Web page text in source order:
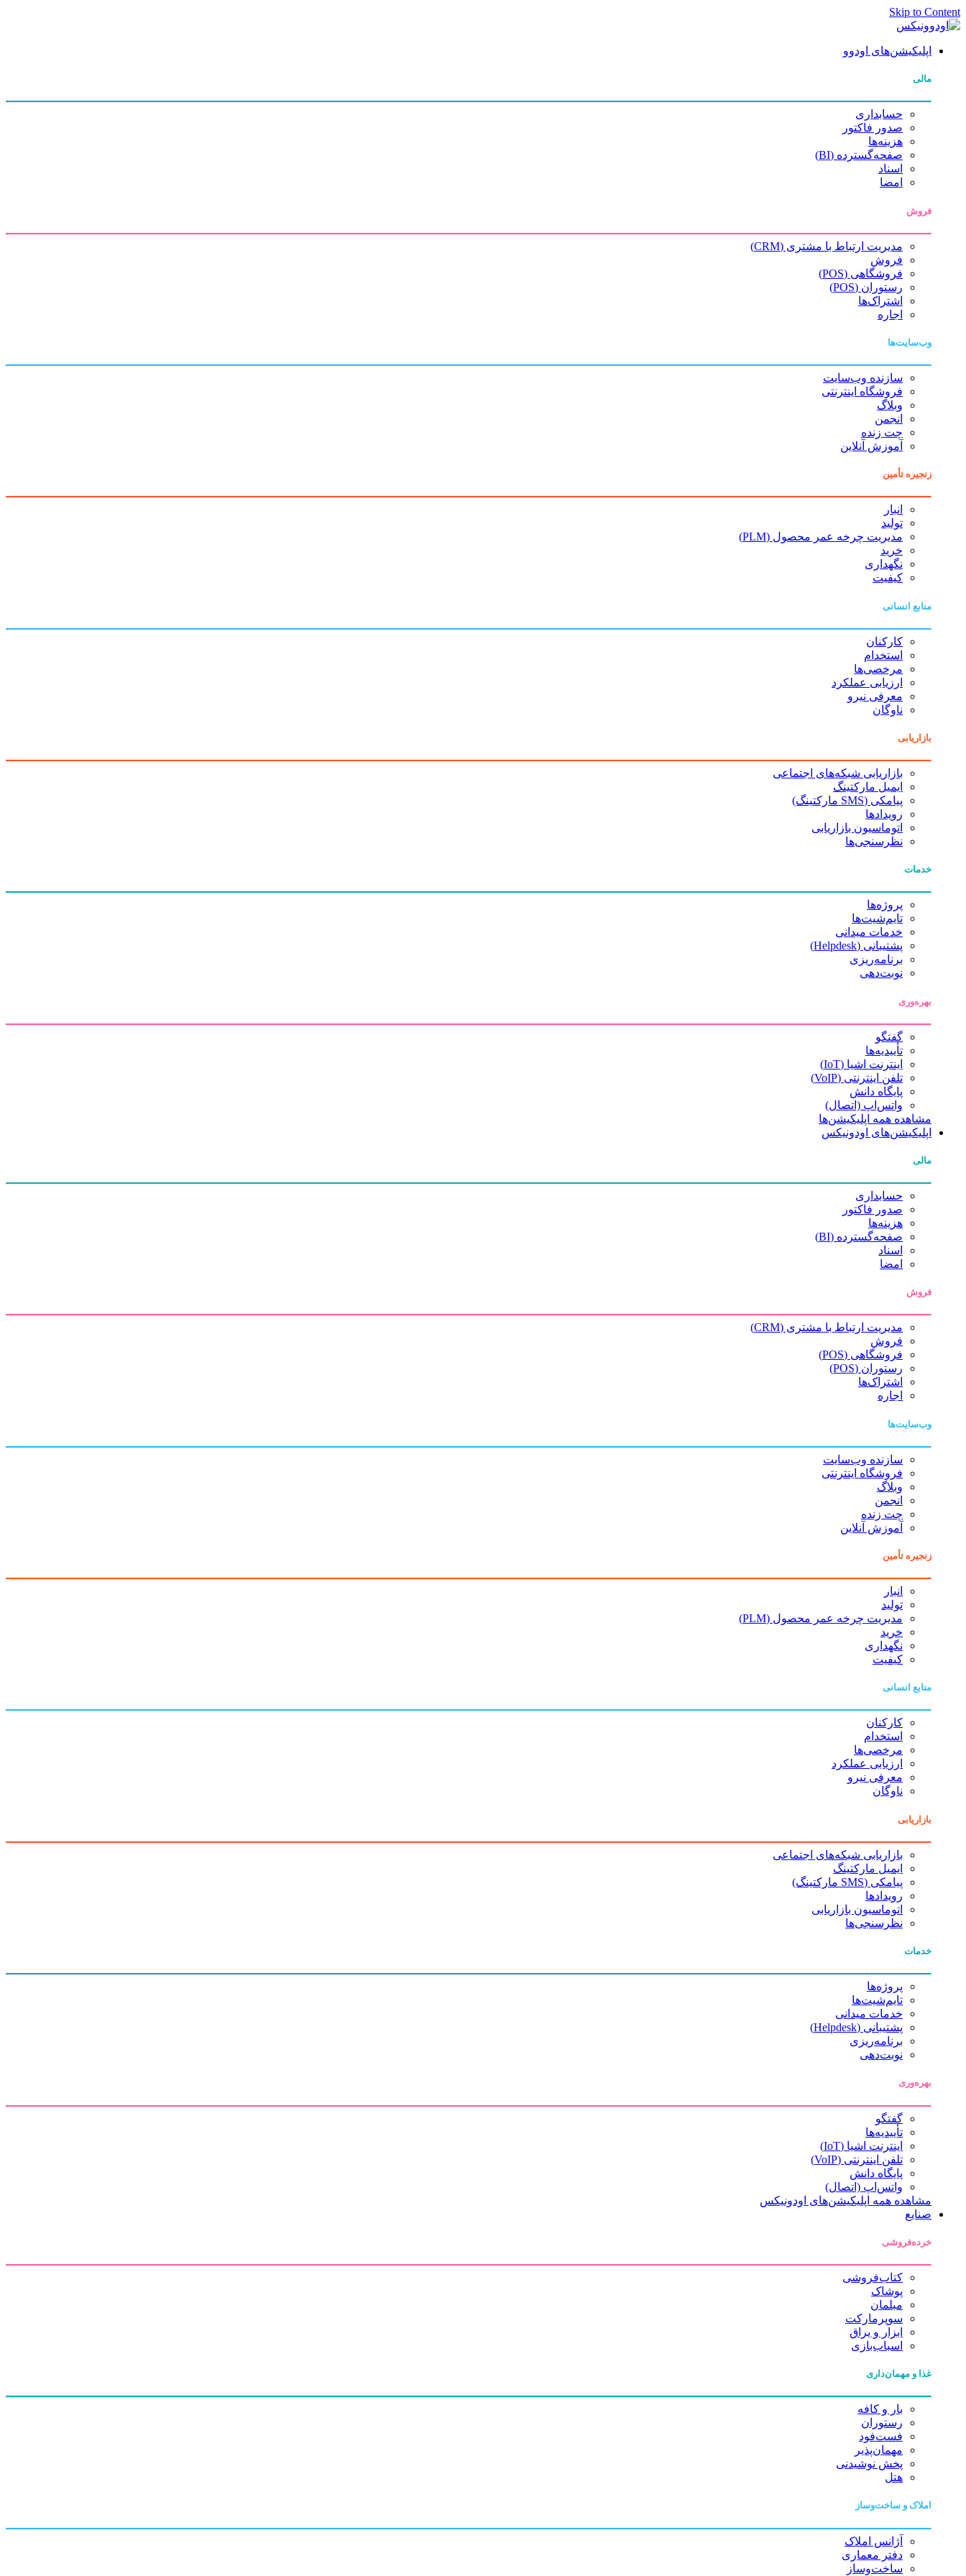
Skip to Content
اپلیکیشن‌های اودوو
مالی
حسابداری
صدور فاکتور
هزینه‌ها
صفحه‌گسترده (BI)
اسناد
امضا
فروش
مدیریت ارتباط با مشتری (CRM)
فروش
فروشگاهی (POS)
رستوران (POS)
اشتراک‌ها
اجاره
وب‌سایت‌ها
سازنده وب‌سایت
فروشگاه اینترنتی
وبلاگ
انجمن
چت زنده
آموزش آنلاین
زنجیره تأمین
انبار
تولید
مدیریت چرخه عمر محصول (PLM)
خرید
نگهداری
کیفیت
منابع انسانی
کارکنان
استخدام
مرخصی‌ها
ارزیابی عملکرد
معرفی نیرو
ناوگان
بازاریابی
بازاریابی شبکه‌های اجتماعی
ایمیل مارکتینگ
پیامکی (SMS مارکتینگ)
رویدادها
اتوماسیون بازاریابی
نظرسنجی‌ها
خدمات
پروژه‌ها
تایم‌شیت‌ها
خدمات میدانی
پشتیبانی (Helpdesk)
برنامه‌ریزی
نوبت‌دهی
بهره‌وری
گفتگو
تأییدیه‌ها
اینترنت اشیا (IoT)
تلفن اینترنتی (VoIP)
پایگاه دانش
واتس‌اپ (اتصال)
مشاهده همه اپلیکیشن‌ها
اپلیکیشن‌های اودونیکس
مالی
حسابداری
صدور فاکتور
هزینه‌ها
صفحه‌گسترده (BI)
اسناد
امضا
فروش
مدیریت ارتباط با مشتری (CRM)
فروش
فروشگاهی (POS)
رستوران (POS)
اشتراک‌ها
اجاره
وب‌سایت‌ها
سازنده وب‌سایت
فروشگاه اینترنتی
وبلاگ
انجمن
چت زنده
آموزش آنلاین
زنجیره تأمین
انبار
تولید
مدیریت چرخه عمر محصول (PLM)
خرید
نگهداری
کیفیت
منابع انسانی
کارکنان
استخدام
مرخصی‌ها
ارزیابی عملکرد
معرفی نیرو
ناوگان
بازاریابی
بازاریابی شبکه‌های اجتماعی
ایمیل مارکتینگ
پیامکی (SMS مارکتینگ)
رویدادها
اتوماسیون بازاریابی
نظرسنجی‌ها
خدمات
پروژه‌ها
تایم‌شیت‌ها
خدمات میدانی
پشتیبانی (Helpdesk)
برنامه‌ریزی
نوبت‌دهی
بهره‌وری
گفتگو
تأییدیه‌ها
اینترنت اشیا (IoT)
تلفن اینترنتی (VoIP)
پایگاه دانش
واتس‌اپ (اتصال)
مشاهده همه اپلیکیشن‌های اودونیکس
صنایع
خرده‌فروشی
کتاب‌فروشی
پوشاک
مبلمان
سوپرمارکت
ابزار و یراق
اسباب‌بازی
غذا و مهمان‌داری
بار و کافه
رستوران
فست‌فود
مهمان‌پذیر
پخش نوشیدنی
هتل
املاک و ساخت‌وساز
آژانس املاک
دفتر معماری
ساخت‌وساز